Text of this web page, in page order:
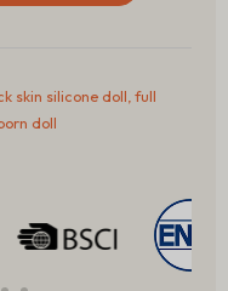
skin silicone doll,full
doll